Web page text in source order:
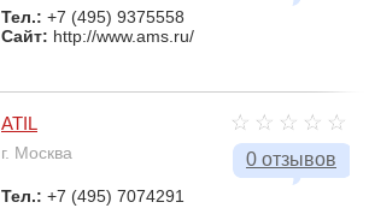
Тел.: +7 (495) 9375558
Сайт: http://www.ams.ru/
0 отзывов
ATIL
г. Москва
Тел.: +7 (495) 7074291